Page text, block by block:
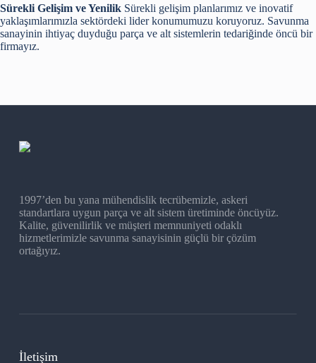
Sürekli Gelişim ve Yenilik Sürekli gelişim planlarımız ve inovatif
yaklaşımlarımızla sektördeki lider konumumuzu koruyoruz. Savunma
sanayinin ihtiyaç duyduğu parça ve alt sistemlerin tedariğinde öncü bir
firmayız.
1997’den bu yana mühendislik tecrübemizle, askeri
standartlara uygun parça ve alt sistem üretiminde öncüyüz.
Kalite, güvenilirlik ve müşteri memnuniyeti odaklı
hizmetlerimizle savunma sanayisinin güçlü bir çözüm
ortağıyız.
İletişim